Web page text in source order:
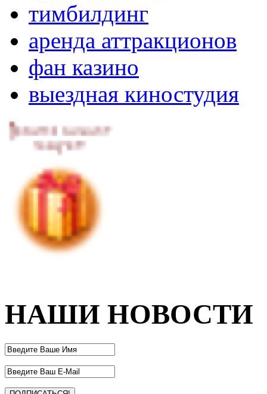
тимбилдинг
аренда аттракционов
фан казино
выездная киностудия
НАШИ НОВОСТИ